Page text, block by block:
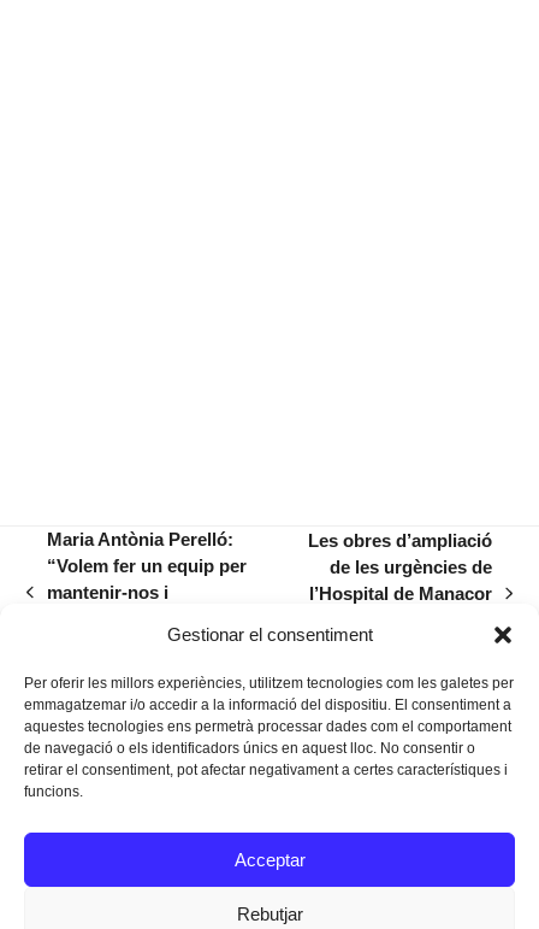
Gestionar el consentiment
Per oferir les millors experiències, utilitzem tecnologies com les galetes per
emmagatzemar i/o accedir a la informació del dispositiu. El consentiment a
aquestes tecnologies ens permetrà processar dades com el comportament
de navegació o els identificadors únics en aquest lloc. No consentir o
retirar el consentiment, pot afectar negativament a certes característiques i
funcions.
Acceptar
Rebutjar
previous
Maria Antònia Perelló:
“Volem fer un equip per
mantenir-nos i
next
post:
Les obres d’ampliació
de les urgències de
l’Hospital de Manacor
Instagram
Facebook
Twitter
Texts Legals